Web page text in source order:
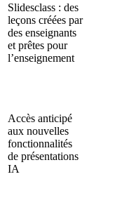
Slidesclass : des
leçons créées par
des enseignants
et prêtes pour
l’enseignement
Accès anticipé
aux nouvelles
fonctionnalités
de présentations
IA